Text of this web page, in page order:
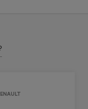
données